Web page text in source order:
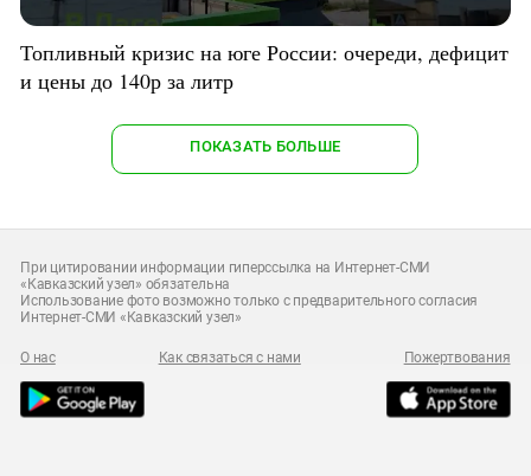
Топливный кризис на юге России: очереди, дефицит
и цены до 140р за литр
ПОКАЗАТЬ БОЛЬШЕ
При цитировании информации гиперссылка на Интернет-СМИ
«Кавказский узел» обязательна
Использование фото возможно только с предварительного согласия
Интернет-СМИ «Кавказский узел»
О нас Как связаться с нами Пожертвования